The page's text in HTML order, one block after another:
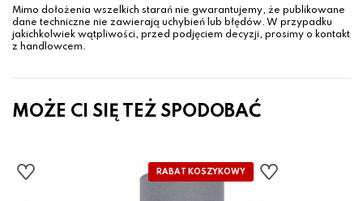
Mimo dołożenia wszelkich starań nie gwarantujemy, że publikowane
dane techniczne nie zawierają uchybień lub błędów. W przypadku
jakichkolwiek wątpliwości, przed podjęciem decyzji, prosimy o kontakt
z handlowcem.
MOŻE CI SIĘ TEŻ SPODOBAĆ